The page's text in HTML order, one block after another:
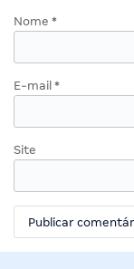
Nome *
E-mail *
Site